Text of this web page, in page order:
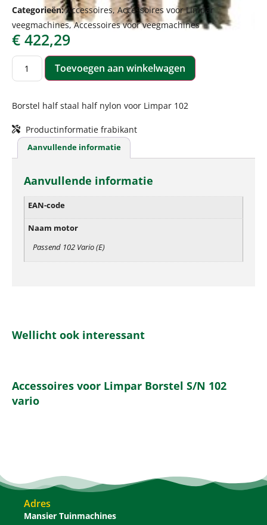
Categorieën:Accessoires,Accessoires voor Limpar
veegmachines,Accessoires voor veegmachines
€ 422,29
Toevoegen aan winkelwagen
Borstel half staal half nylon voor Limpar 102
Productinformatie frabikant
Aanvullende informatie
Aanvullende informatie
EAN-code
Naam motor
Passend 102 Vario (E)
Wellicht ook interessant
Accessoires voor Limpar Borstel S/N 102
vario
Adres
Mansier Tuinmachines